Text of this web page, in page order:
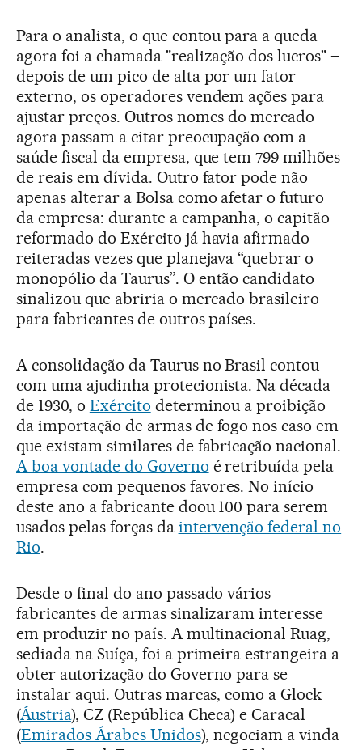
Para o analista, o que contou para a queda
agora foi a chamada "realização dos lucros" –
depois de um pico de alta por um fator
externo, os operadores vendem ações para
ajustar preços. Outros nomes do mercado
agora passam a citar preocupação com a
saúde fiscal da empresa, que tem 799 milhões
de reais em dívida. Outro fator pode não
apenas alterar a Bolsa como afetar o futuro
da empresa: durante a campanha, o capitão
reformado do Exército já havia afirmado
reiteradas vezes que planejava “quebrar o
monopólio da Taurus”. O então candidato
sinalizou que abriria o mercado brasileiro
para fabricantes de outros países.
A consolidação da Taurus no Brasil contou
com uma ajudinha protecionista. Na década
de 1930, o Exército determinou a proibição
da importação de armas de fogo nos caso em
que existam similares de fabricação nacional.
A boa vontade do Governo é retribuída pela
empresa com pequenos favores. No início
deste ano a fabricante doou 100 para serem
usados pelas forças da intervenção federal no
Rio.
Desde o final do ano passado vários
fabricantes de armas sinalizaram interesse
em produzir no país. A multinacional Ruag,
sediada na Suíça, foi a primeira estrangeira a
obter autorização do Governo para se
instalar aqui. Outras marcas, como a Glock
(Áustria), CZ (República Checa) e Caracal
(Emirados Árabes Unidos), negociam a vinda